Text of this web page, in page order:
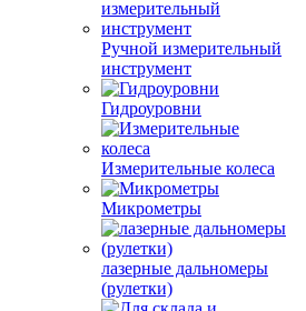
Ручной измерительный
инструмент
Гидроуровни
Измерительные колеса
Микрометры
лазерные дальномеры
(рулетки)